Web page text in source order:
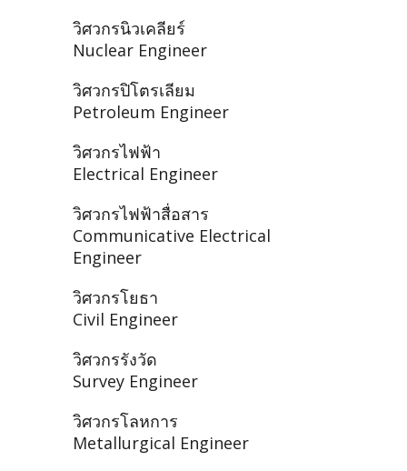
วิศวกรนิวเคลียร์
Nuclear Engineer
วิศวกรปิโตรเลียม
Petroleum Engineer
วิศวกรไฟฟ้า
Electrical Engineer
วิศวกรไฟฟ้าสื่อสาร
Communicative Electrical
Engineer
วิศวกรโยธา
Civil Engineer
วิศวกรรังวัด
Survey Engineer
วิศวกรโลหการ
Metallurgical Engineer